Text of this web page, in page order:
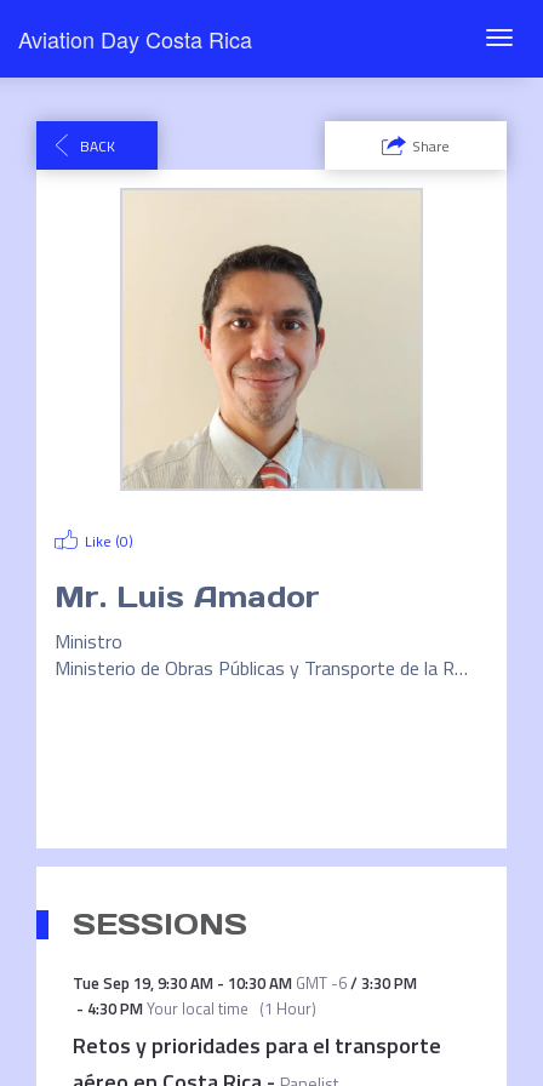
Aviation Day Costa Rica
BACK Share
Like (0)
Mr. Luis Amador
Ministro
Ministerio de Obras Públicas y Transporte de la República de Costa Rica
SESSIONS
Tue Sep 19,9:30 AM- 10:30 AM GMT -6/3:30 PM
- 4:30 PMYour local time (1 Hour)
Retos y prioridades para el transporte